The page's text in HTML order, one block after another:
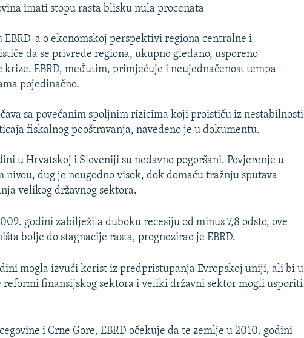
imati stopu rasta blisku nula procenata
EBRD-a o ekonomskoj perspektivi regiona centralne i
da se privrede regiona, ukupno gledano, usporeno
krize. EBRD, međutim, primjećuje i neujednačenost tempa
pojedinačno.
sa povećanim spoljnim rizicima koji proističu iz nestabilnosti
fiskalnog pooštravanja, navedeno je u dokumentu.
u Hrvatskoj i Sloveniji su nedavno pogoršani. Povjerenje u
nivou, dug je neugodno visok, dok domaću tražnju sputava
velikog državnog sektora.
godini zabilježila duboku recesiju od minus 7,8 odsto, ove
bolje do stagnacije rasta, prognozirao je EBRD.
mogla izvući korist iz predpristupanja Evropskoj uniji, ali bi u
reformi finansijskog sektora i veliki državni sektor mogli usporiti
i Crne Gore, EBRD očekuje da te zemlje u 2010. godini